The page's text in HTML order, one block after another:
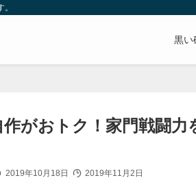
黒い
がおトク！家門戦闘力
2019年10月18日 2019年11月2日